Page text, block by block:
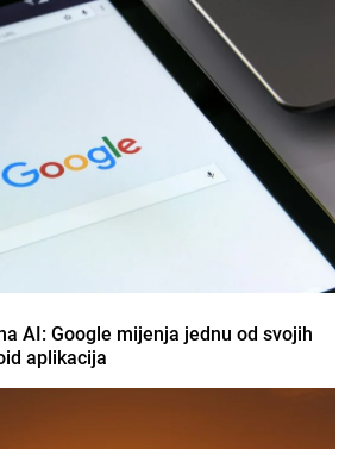
AI: Google mijenja jednu od svojih
aplikacija